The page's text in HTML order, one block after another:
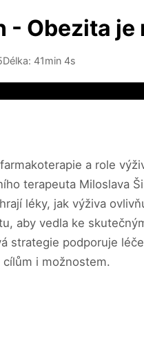
- Obezita
Délka: 41min 4s
a role
terapeuta Miloslava
léky, jak výživa
aby vedla ke
strategie podporuje
cílům i možnostem.